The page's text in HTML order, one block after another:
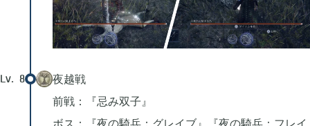
Lv. 8
夜越戦
前戦：『忌み双子』